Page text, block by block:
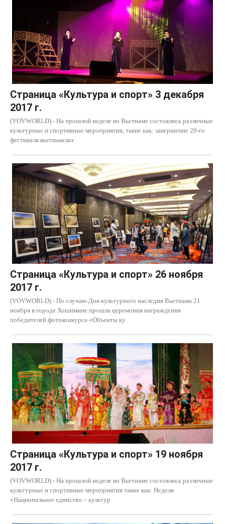
Страница «Культура и спорт» 3 декабря
2017 г.
(VOVWORLD) - На прошлой неделе во Вьетнаме состоялись различные
культурные и спортивные мероприятия, такие как: завершение 20-го
фестиваля вьетнамског
Страница «Культура и спорт» 26 ноября
2017 г.
(VOVWORLD) - По случаю Дня культурного наследия Вьетнама 21
ноября в городе Хошимине прошла церемония награждения
победителей фотоконкурса «Объекты ку
Страница «Культура и спорт» 19 ноября
2017 г.
(VOVWORLD) - На прошлой неделе во Вьетнаме состоялись различные
культурные и спортивные мероприятия такие как: Неделя
«Национальное единство – культур